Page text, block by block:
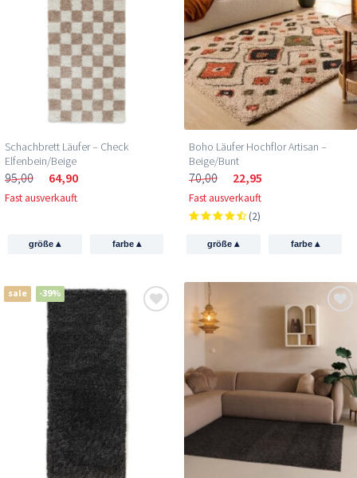
Schachbrett Läufer – Check
Elfenbein/Beige
95,00 64,90
Fast ausverkauft
größe▴ farbe ▴
Boho Läufer Hochflor Artisan –
Beige/Bunt
70,00 22,95
Fast ausverkauft
(2)
größe▴ farbe ▴
sale -39%